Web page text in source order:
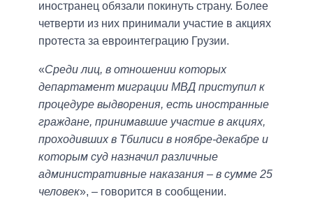
иностранец обязали покинуть страну. Более
четверти из них принимали участие в акциях
протеста за евроинтеграцию Грузии.
«Среди лиц, в отношении которых
департамент миграции МВД приступил к
процедуре выдворения, есть иностранные
граждане, принимавшие участие в акциях,
проходивших в Тбилиси в ноябре-декабре и
которым суд назначил различные
административные наказания – в сумме 25
человек», – говорится в сообщении.